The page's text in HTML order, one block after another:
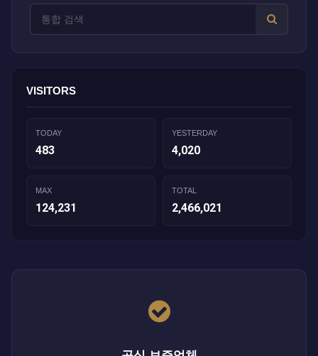
VISITORS
TODAY
483
YESTERDAY
4,020
MAX
124,231
TOTAL
2,466,021